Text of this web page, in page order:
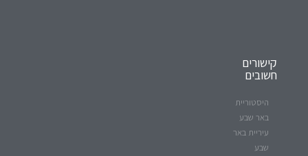
קישורים
חשובים
היסטוריית
באר שבע
עיריית באר
שבע